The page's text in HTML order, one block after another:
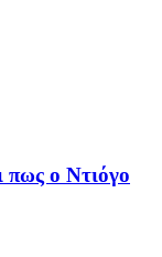
πως ο Ντιόγο